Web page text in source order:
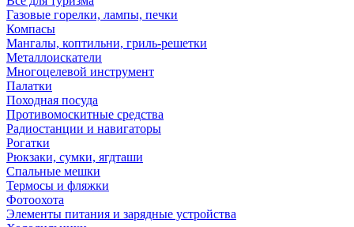
Газовые горелки, лампы, печки
Компасы
Мангалы, коптильни, гриль-решетки
Металлоискатели
Многоцелевой инструмент
Палатки
Походная посуда
Противомоскитные средства
Радиостанции и навигаторы
Рогатки
Рюкзаки, сумки, ягдташи
Спальные мешки
Термосы и фляжки
Фотоохота
Элементы питания и зарядные устройства